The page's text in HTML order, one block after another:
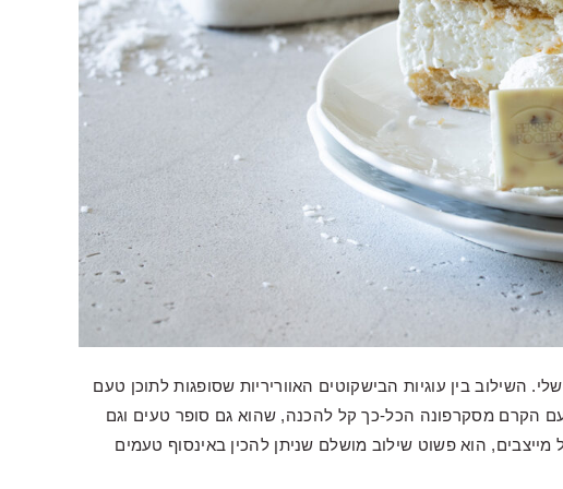
השילוב בין עוגיות הבישקוטים האווריריות שסופגות לתוכן טעם
הקרם מסקרפונה הכל-כך קל להכנה, שהוא גם סופר טעים וגם
הוא פשוט שילוב מושלם שניתן להכין באינסוף טעמים